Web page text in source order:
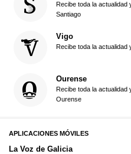
Recibe toda la
Santiago
Vigo
Recibe toda la
Ourense
Recibe toda la
Ourense
APLICACIONES MÓVILES
La Voz de Galicia